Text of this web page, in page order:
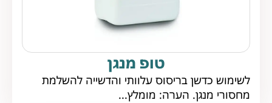
טופ מנגן
לשימוש כדשן בריסוס עלוותי והדשייה להשלמת
מחסורי מנגן. הערה: מומלץ...